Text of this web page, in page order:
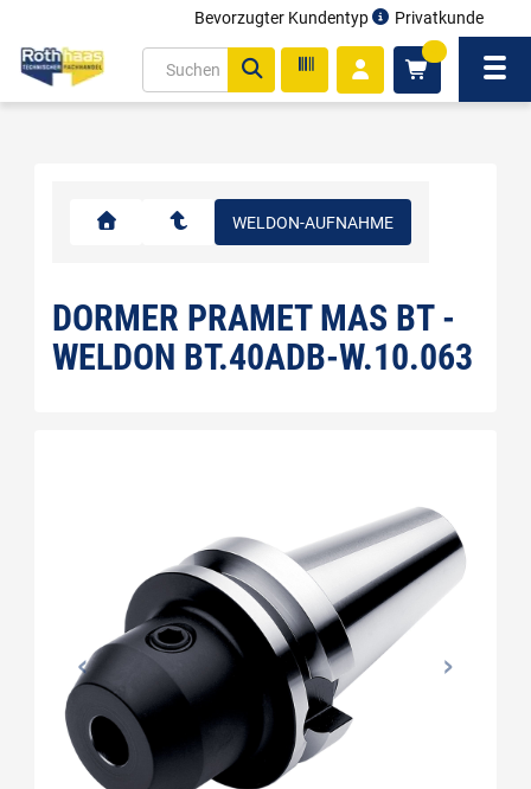
Bevorzugter Kundentyp Privatkunde
WELDON-AUFNAHME
DORMER PRAMET MAS BT -
WELDON BT.40ADB-W.10.063